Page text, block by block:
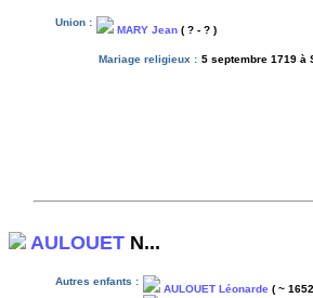
Union :
MARY Jean ( ? - ? )
Mariage religieux : 5 septembre 1719 à
AULOUET N...
Autres enfants :
AULOUET Léonarde ( ~